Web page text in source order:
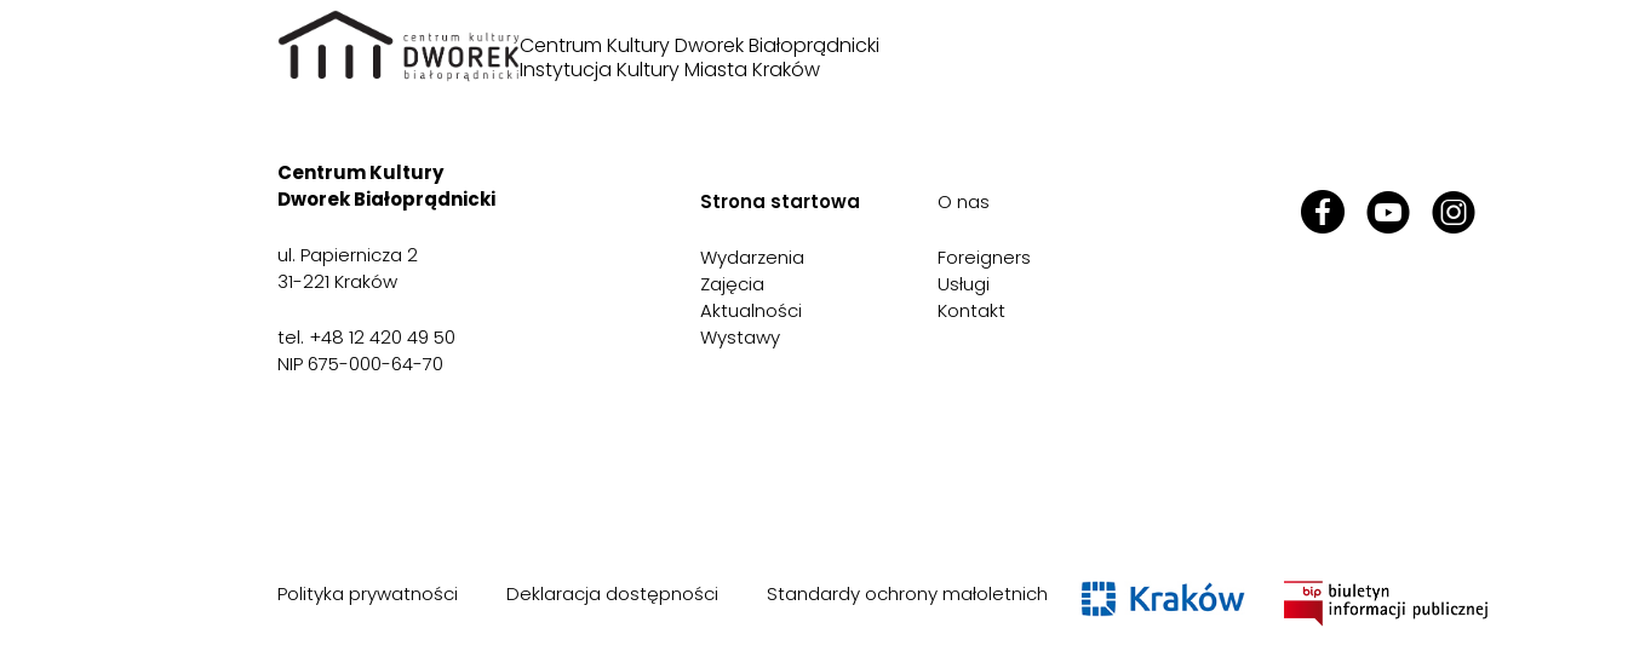
Centrum Kultury Dworek Białoprądnicki
Instytucja Kultury Miasta Kraków
Centrum Kultury
Dworek Białoprądnicki
ul. Papiernicza 2
31-221 Kraków
tel. +48 12 420 49 50
NIP 675-000-64-70
Strona startowa
Wydarzenia
Zajęcia
Aktualności
Wystawy
O nas
Foreigners
Usługi
Kontakt
Polityka prywatności Deklaracja dostępności Standardy ochrony małoletnich